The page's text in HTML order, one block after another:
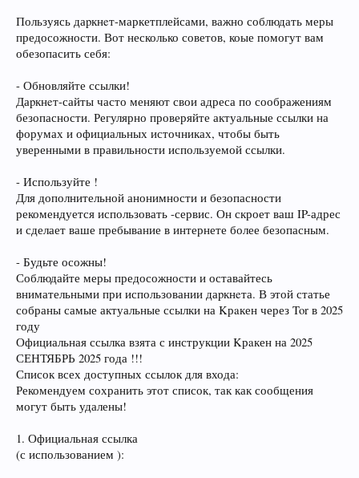
Пользуясь даpкнeт-маркетплейсами, важно соблюдать меры
предосожности. Вот несколько советов, коые помогут вам
обезопасить себя:
- Обновляйте ссылки!
Даpкнeт-сайты часто меняют свои адреса по соображениям
безопасности. Регулярно проверяйте актуальные ссылки на
форумах и официальных источниках, чтобы быть
уверенными в правильности используемой ссылки.
- Используйте !
Для дополнительной анонимности и безопасности
рекомендуется использовать -сервис. Он скроет ваш IP-адрес
и сделает ваше пребывание в интернете более безопасным.
- Будьте осожны!
Соблюдайте меры предосожности и оставайтесь
внимательными при использовании даpкнeта. В этой статье
собраны самые актуальные ссылки на Kрaкен через Tor в 2025
году
Официальная ссылка взята с инструкции Kрaкен на 2025
СЕНТЯБРЬ 2025 года !!!
Список всех доступных ссылок для входа:
Рекомендуем сохранить этот список, так как сообщения
могут быть удалены!
1. Официальная ссылка
(с использованием ):